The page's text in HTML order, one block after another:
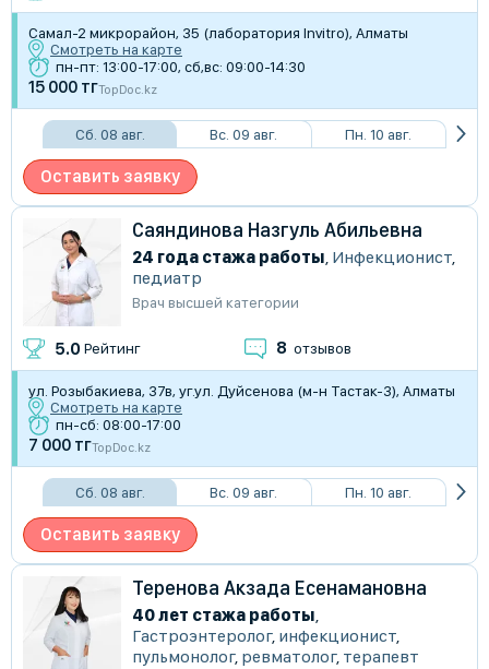
Самал-2 микрорайон, 35 (лаборатория Invitro), Алматы
Смотреть на карте
пн-пт: 13:00-17:00, сб,вс: 09:00-14:30
15 000 тгTopDoc.kz
Сб. 08 авг. Вс. 09 авг. Пн. 10 авг.
Оставить заявку
Саяндинова Назгуль Абильевна
24 года стажа работы, Инфекционист,
педиатр
Врач высшей категории
5.0 Рейтинг 8 отзывов
​ул. Розыбакиева, 37в, уг.ул. Дуйсенова (м-н Тастак-3), Алматы
Смотреть на карте
пн-сб: 08:00-17:00
7 000 тгTopDoc.kz
Сб. 08 авг. Вс. 09 авг. Пн. 10 авг.
Оставить заявку
Теренова Акзада Есенамановна
40 лет стажа работы,
Гастроэнтеролог, инфекционист,
пульмонолог, ревматолог, терапевт